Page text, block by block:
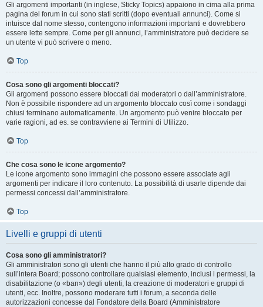
Gli argomenti importanti (in inglese, Sticky Topics) appaiono in cima alla prima
pagina del forum in cui sono stati scritti (dopo eventuali annunci). Come si
intuisce dal nome stesso, contengono informazioni importanti e dovrebbero
essere lette sempre. Come per gli annunci, l’amministratore può decidere se
un utente vi può scrivere o meno.
Top
Cosa sono gli argomenti bloccati?
Gli argomenti possono essere bloccati dai moderatori o dall’amministratore.
Non è possibile rispondere ad un argomento bloccato così come i sondaggi
chiusi terminano automaticamente. Un argomento può venire bloccato per
varie ragioni, ad es. se contravviene ai Termini di Utilizzo.
Top
Che cosa sono le icone argomento?
Le icone argomento sono immagini che possono essere associate agli
argomenti per indicare il loro contenuto. La possibilità di usarle dipende dai
permessi concessi dall’amministratore.
Top
Livelli e gruppi di utenti
Cosa sono gli amministratori?
Gli amministratori sono gli utenti che hanno il più alto grado di controllo
sull’intera Board; possono controllare qualsiasi elemento, inclusi i permessi, la
disabilitazione (o «ban») degli utenti, la creazione di moderatori e gruppi di
utenti, ecc. Inoltre, possono moderare tutti i forum, a seconda delle
autorizzazioni concesse dal Fondatore della Board (Amministratore